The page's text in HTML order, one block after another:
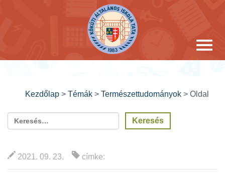
Kezdőlap > Témák > Természettudományok > Oldal
2021. 09. 23. címke: